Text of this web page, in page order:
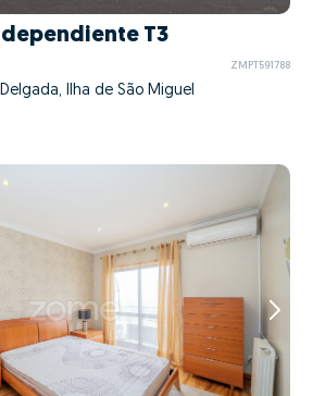
T3
ZMPT591788
Ilha de São Miguel